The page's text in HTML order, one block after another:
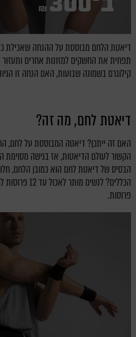
דיאטת הלחם מבוססת על ההנחה שאכילת
תפחית את החשקים למזונות אחרים
קילוגרם בשמונה שבועות, האם הנחה זו
דיאטת לחם, מה זה?
האם זה ייתכן? דיאטה המבוססת על לחם,
הקשור לעולם הדיאטות, אז בגישה
הבסיס של דיאטת לחם הוא כמובן הלחם,
פרוסות.